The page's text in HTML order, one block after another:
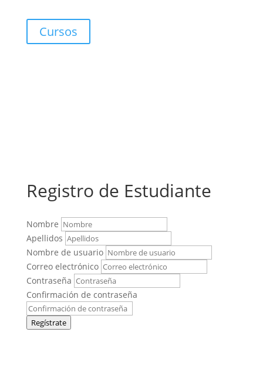
Cursos
Registro de Estudiante
Nombre
Apellidos
Nombre de usuario
Correo electrónico
Contraseña
Confirmación de contraseña
Regístrate